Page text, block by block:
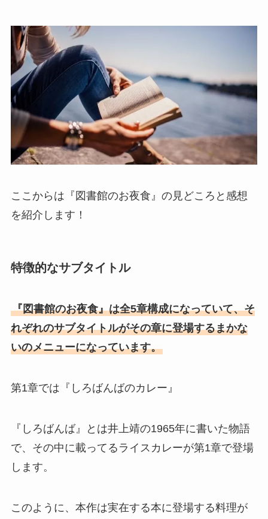
ここからは『図書館のお夜食』の見どころと感想
を紹介します！
特徴的なサブタイトル
『図書館のお夜食』は全5章構成になっていて、そ
れぞれのサブタイトルがその章に登場するまかな
いのメニューになっています。
第1章では『しろばんばのカレー』
『しろばんば』とは井上靖の1965年に書いた物語
で、その中に載ってるライスカレーが第1章で登場
します。
このように、本作は実在する本に登場する料理が